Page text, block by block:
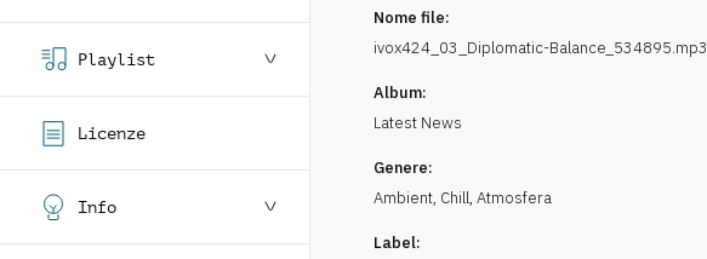
Playlist
Licenze
Info
Nome file:
ivox424_03_Diplomatic-Balance_534895.mp3
Album:
Latest News
Genere:
Ambient, Chill, Atmosfera
Label: